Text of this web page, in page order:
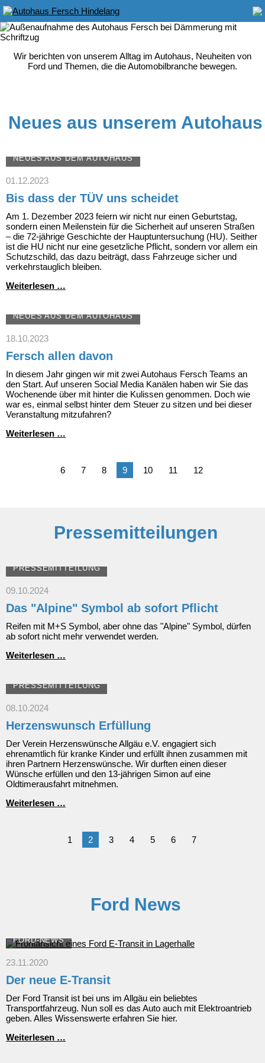
Wir berichten von unserem Alltag im Autohaus, Neuheiten von
Ford und Themen, die die Automobilbranche bewegen.
Neues aus unserem Autohaus
NEUES AUS DEM AUTOHAUS
01.12.2023
Bis dass der TÜV uns scheidet
Am 1. Dezember 2023 feiern wir nicht nur einen Geburtstag,
sondern einen Meilenstein für die Sicherheit auf unseren Straßen
– die 72-jährige Geschichte der Hauptuntersuchung (HU). Seither
ist die HU nicht nur eine gesetzliche Pflicht, sondern vor allem ein
Schutzschild, das dazu beiträgt, dass Fahrzeuge sicher und
verkehrstauglich bleiben.
Weiterlesen …
TÜV
uns
NEUES AUS DEM AUTOHAUS
18.10.2023
Fersch allen davon
In diesem Jahr gingen wir mit zwei Autohaus Fersch Teams an
den Start. Auf unseren Social Media Kanälen haben wir Sie das
Wochenende über mit hinter die Kulissen genommen. Doch wie
war es, einmal selbst hinter dem Steuer zu sitzen und bei dieser
Veranstaltung mitzufahren?
Weiterlesen …
6
7 8 9 10 11 12
Pressemitteilungen
PRESSEMITTEILUNG
09.10.2024
Das "Alpine" Symbol ab sofort Pflicht
Reifen mit M+S Symbol, aber ohne das "Alpine" Symbol, dürfen
ab sofort nicht mehr verwendet werden.
Weiterlesen …
ab
sofort
PRESSEMITTEILUNG
08.10.2024
Herzenswunsch Erfüllung
Der Verein Herzenswünsche Allgäu e.V. engagiert sich
ehrenamtlich für kranke Kinder und erfüllt ihnen zusammen mit
ihren Partnern Herzenswünsche. Wir durften einen dieser
Wünsche erfüllen und den 13-jährigen Simon auf eine
Oldtimerausfahrt mitnehmen.
Weiterlesen …
1 2 3 4 5 6 7
Ford News
FORD-NEWS
23.11.2020
Der neue E-Transit
Der Ford Transit ist bei uns im Allgäu ein beliebtes
Transportfahrzeug. Nun soll es das Auto auch mit Elektroantrieb
geben. Alles Wissenswerte erfahren Sie hier.
Weiterlesen …